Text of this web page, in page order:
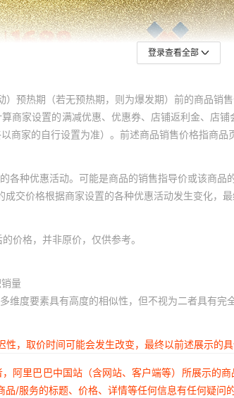
登录查看全部
预热期（若无预热期，则为爆发期）前的商品
商家设置的满减优惠、优惠券、店铺返利金、店
家的自行设置为准）。前述商品销售价格指商
种优惠活动。可能是商品的销售指导价或该商品
交价格根据商家设置的各种优惠活动发生变化，最
价格，并非原价，仅供参考。
量
度要素具有高度的相似性，但不视为二者具有完
，取价时间可能会发生改变，最终以前述展示的具
阿里巴巴中国站（含网站、客户端等）所展示
/服务的标题、价格、详情等任何信息有任何疑